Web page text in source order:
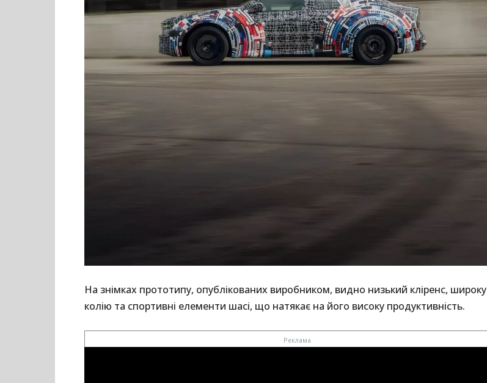
На знімках прототипу, опублікованих виробником, видно низький кліренс, широку
колію та спортивні елементи шасі, що натякає на його високу продуктивність.